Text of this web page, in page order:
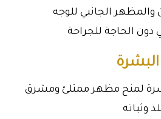
والمظهر الجانبي للوجه
دون الحاجة للجراحة
لمنح مظهر ممتلئ ومشرق
وثباته